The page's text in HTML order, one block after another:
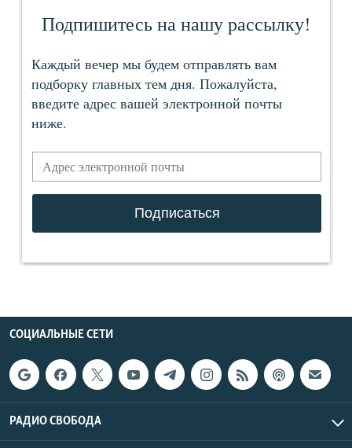
СОЦИАЛЬНЫЕ СЕТИ
РАДИО СВОБОДА